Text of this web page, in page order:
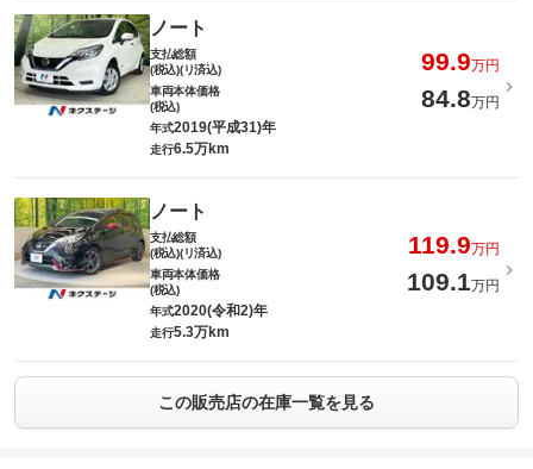
ノート
支払総額
(税込)(リ済込)
99.9万円
車両本体価格
(税込)
84.8万円
年式2019(平成31)年
走行6.5万km
ノート
支払総額
(税込)(リ済込)
119.9万円
車両本体価格
(税込)
109.1万円
年式2020(令和2)年
走行5.3万km
この販売店の在庫一覧を見る